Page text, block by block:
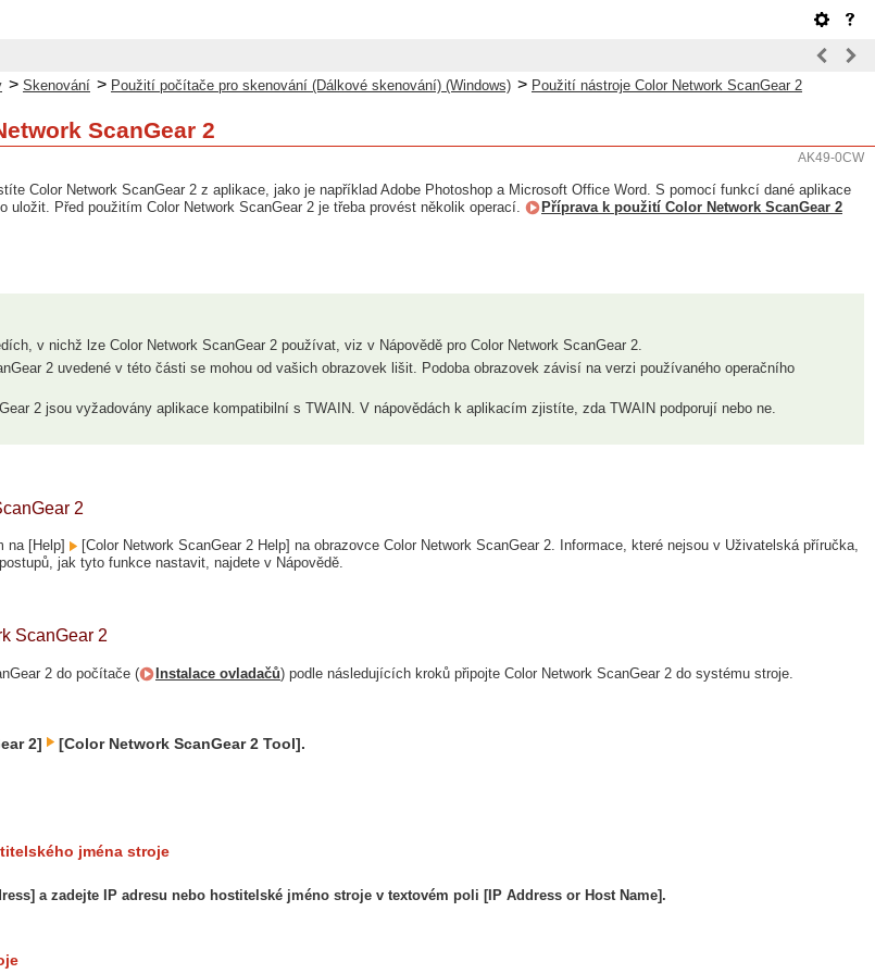
> Skenování > Použití počítače pro skenování (Dálkové skenování) (Windows) > Použití nástroje Color Network ScanGear 2
ScanGear 2
AK49-0CW
Color Network ScanGear 2 z aplikace, jako je například Adobe Photoshop a Microsoft Office Word. S pomocí funkcí dané aplikace
uložit. Před použitím Color Network ScanGear 2 je třeba provést několik operací.
Příprava k použití Color Network ScanGear 2
v nichž lze Color Network ScanGear 2 používat, viz v Nápovědě pro Color Network ScanGear 2.
2 uvedené v této části se mohou od vašich obrazovek lišit. Podoba obrazovek závisí na verzi používaného operačního
2 jsou vyžadovány aplikace kompatibilní s TWAIN. V nápovědách k aplikacím zjistíte, zda TWAIN podporují nebo ne.
2
na [Help]
[Color Network ScanGear 2 Help] na obrazovce Color Network ScanGear 2. Informace, které nejsou v Uživatelská příručka,
jak tyto funkce nastavit, najdete v Nápovědě.
ScanGear 2
2 do počítače ( Instalace ovladačů) podle následujících kroků připojte Color Network ScanGear 2 do systému stroje.
2] [Color Network ScanGear 2 Tool].
jména stroje
a zadejte IP adresu nebo hostitelské jméno stroje v textovém poli [IP Address or Host Name].